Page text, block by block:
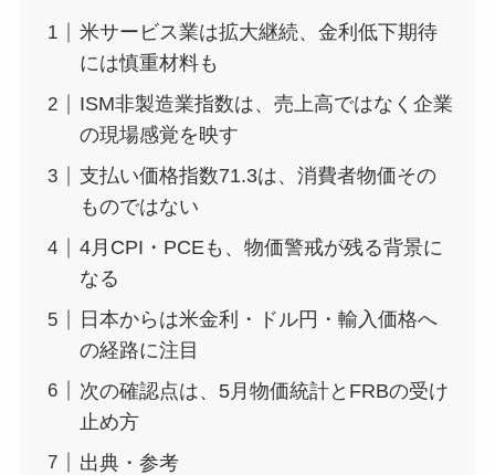
米サービス業は拡大継続、金利低下期待
には慎重材料も
ISM非製造業指数は、売上高ではなく企業
の現場感覚を映す
支払い価格指数71.3は、消費者物価その
ものではない
4月CPI・PCEも、物価警戒が残る背景に
なる
日本からは米金利・ドル円・輸入価格へ
の経路に注目
次の確認点は、5月物価統計とFRBの受け
止め方
出典・参考